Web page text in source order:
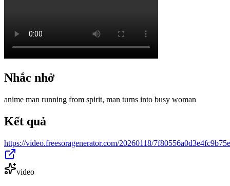
Nhắc nhở
anime man running from spirit, man turns into busy woman
Kết quả
https://video.freesoragenerator.com/20260118/
video